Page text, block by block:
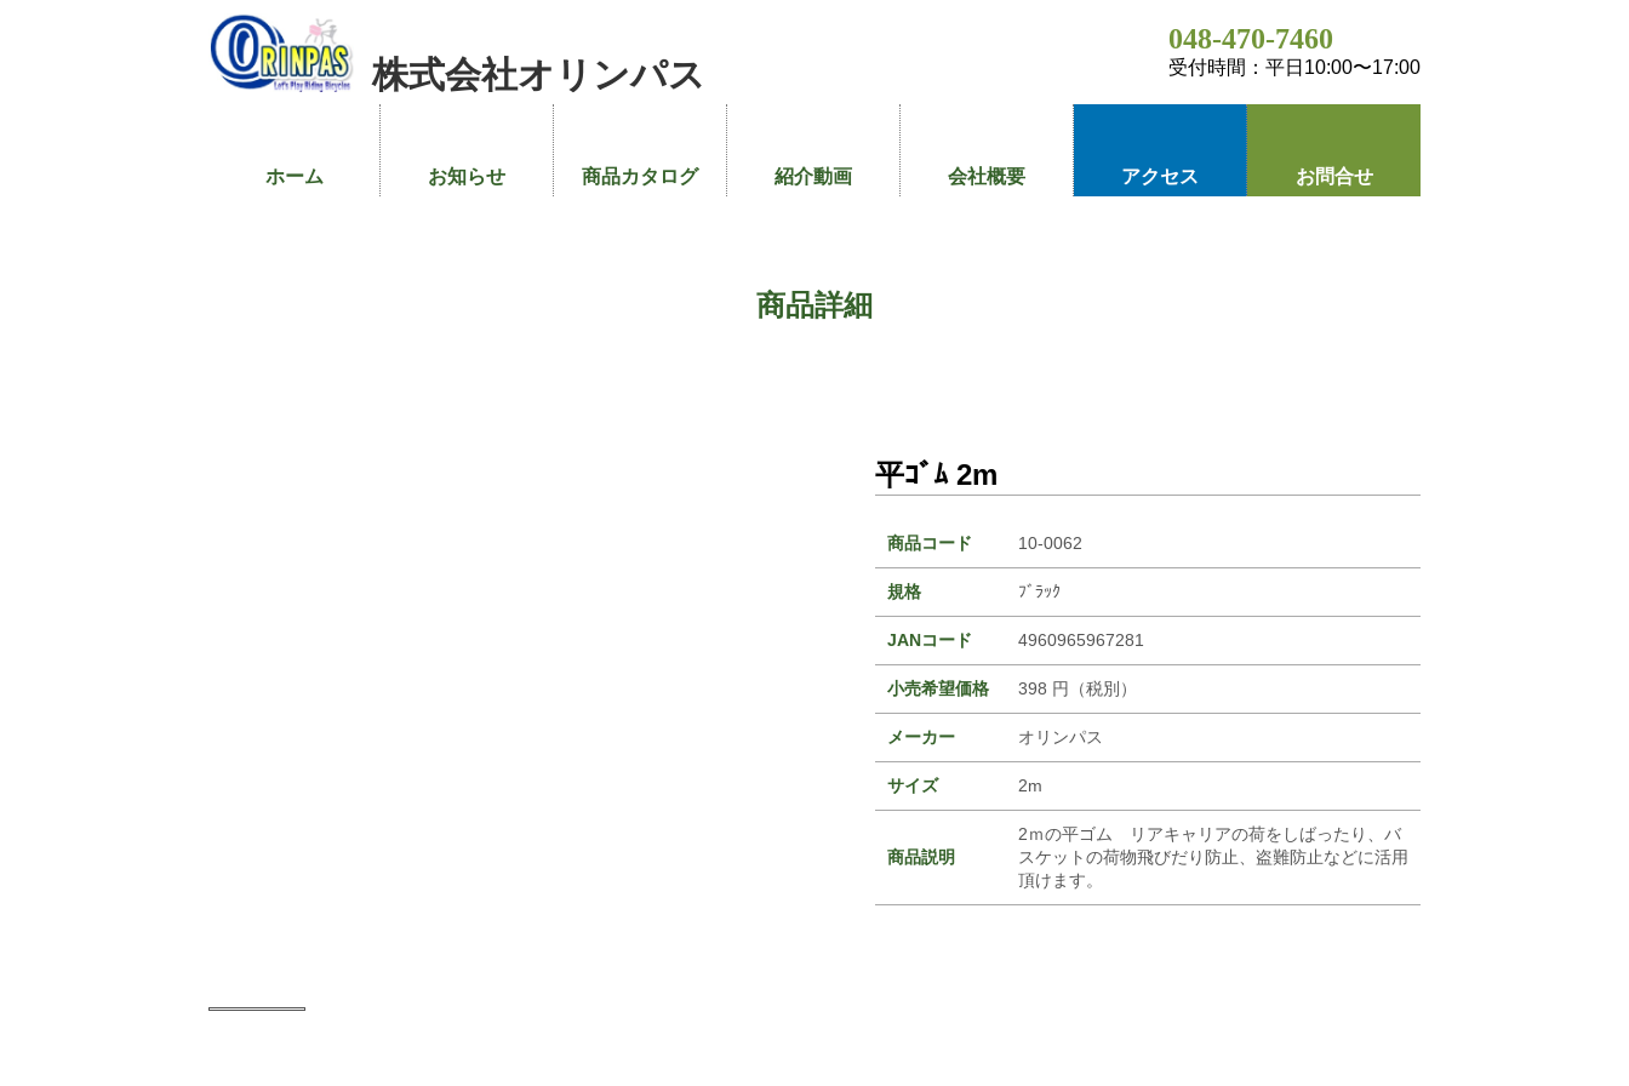
株式会社オリンパス
048-470-7460
受付時間：平日10:00〜17:00
ホーム お知らせ 商品カタログ 紹介動画 会社概要 アクセス お問合せ
商品詳細
平ｺﾞﾑ 2m
商品コード 10-0062
規格 ﾌﾞﾗｯｸ
JANコード 4960965967281
小売希望価格 398 円（税別）
メーカー オリンパス
サイズ 2m
商品説明
2ｍの平ゴム リアキャリアの荷をしばったり、バ
スケットの荷物飛びだり防止、盗難防止などに活用
頂けます。